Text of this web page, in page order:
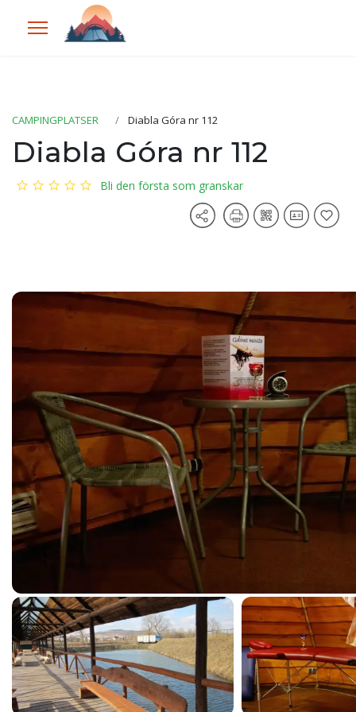
CAMPINGPLATSER Diabla Góra nr 112
Diabla Góra nr 112
Bli den första som granskar